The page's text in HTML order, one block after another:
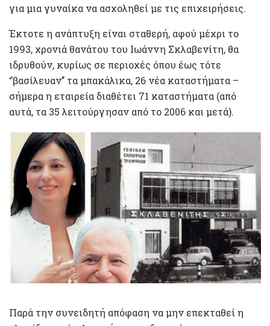
για μια γυναίκα να ασχοληθεί με τις επιχειρήσεις.
Έκτοτε η ανάπτυξη είναι σταθερή, αφού μέχρι το
1993, χρονιά θανάτου του Ιωάννη Σκλαβενίτη, θα
ιδρυθούν, κυρίως σε περιοχές όπου έως τότε
‘’βασίλευαν’’ τα μπακάλικα, 26 νέα καταστήματα –
σήμερα η εταιρεία διαθέτει 71 καταστήματα (από
αυτά, τα 35 λειτούργησαν από το 2006 και μετά).
Παρά την συνειδητή απόφαση να μην επεκταθεί η